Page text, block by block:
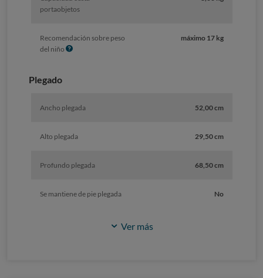
portaobjetos
Recomendación sobre peso
del niño I
máximo 17 kg
Plegado
Ancho plegada 52,00 cm
Alto plegada 29,50 cm
Profundo plegada 68,50 cm
Se mantiene de pie plegada No
Ver más